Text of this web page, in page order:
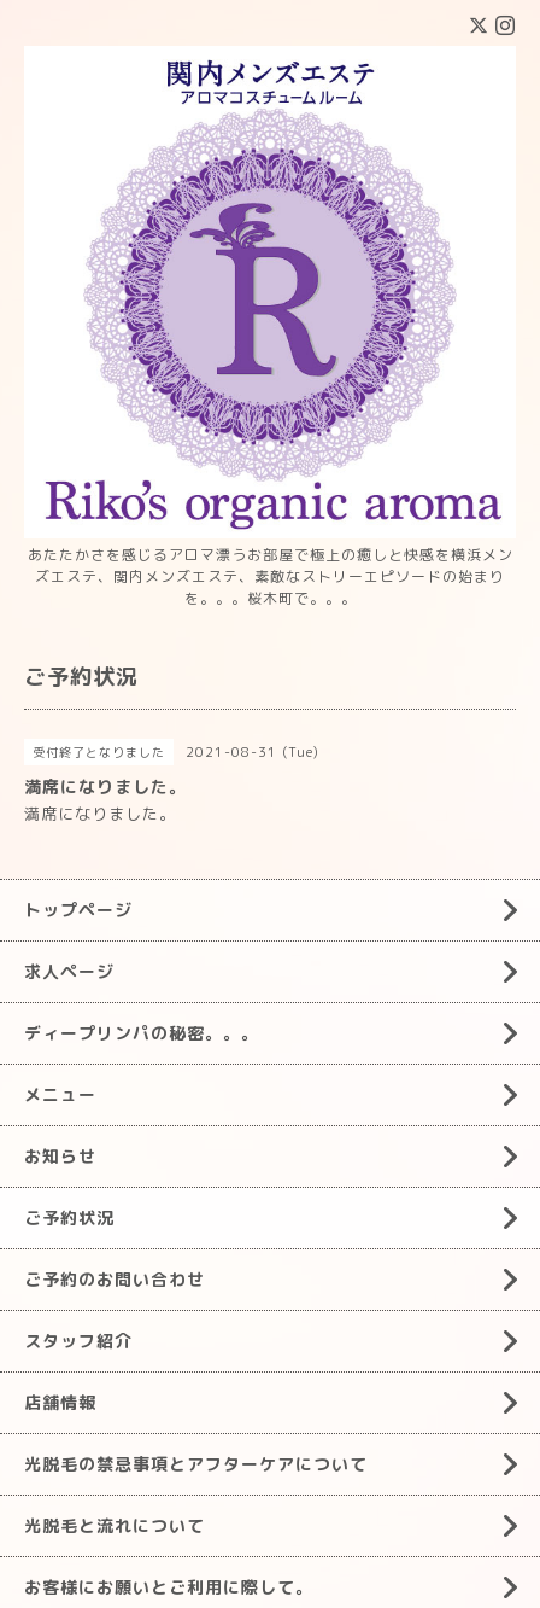
あたたかさを感じるアロマ漂うお部屋で極上の癒しと快感を横浜メン
ズエステ、関内メンズエステ、素敵なストリーエピソードの始まり
を。。。桜木町で。。。
ご予約状況
受付終了となりました 2021-08-31 (Tue)
満席になりました。
満席になりました。
トップページ
求人ページ
ディープリンパの秘密。。。
メニュー
お知らせ
ご予約状況
ご予約のお問い合わせ
スタッフ紹介
店舗情報
光脱毛の禁忌事項とアフターケアについて
光脱毛と流れについて
お客様にお願いとご利用に際して。